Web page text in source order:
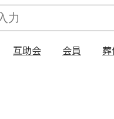
互助会 会員